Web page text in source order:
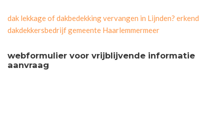
dak lekkage of dakbedekking vervangen in Lijnden? erkend
dakdekkersbedrijf gemeente Haarlemmermeer
webformulier voor vrijblijvende informatie
aanvraag